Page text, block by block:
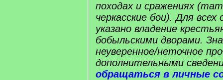
походах и сражениях
черкасские бои). Для
указано владение
бобыльскими дворами.
неуверенное/неточное
дополнительными
обращаться в личные